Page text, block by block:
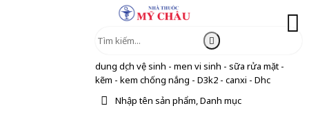
dung dịch vệ sinh - men vi sinh - sữa rửa mặt -
kẽm - kem chống nắng - D3k2 - canxi - Dhc
Nhập tên sản phẩm, Danh mục